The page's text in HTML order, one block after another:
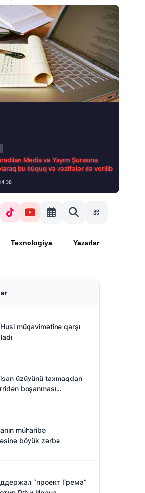
Media və Yayım Şurasına
bu hüquq və vəzifələr də verilib
Texnologiya Yazarlar
müqavimətinə qarşı
üzüyünü taxmaqdan
boşanması
müharibə
böyük zərbə
“проект Грема”